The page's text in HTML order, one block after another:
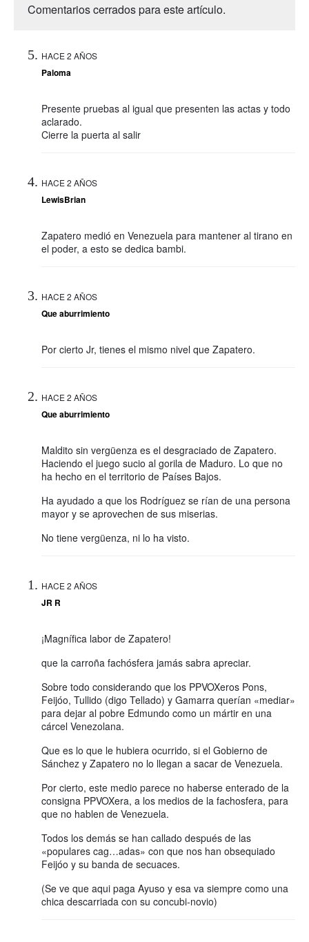
Comentarios cerrados para este artículo.
HACE 2 AÑOS
Paloma
Presente pruebas al igual que presenten las actas y todo
aclarado.
Cierre la puerta al salir
HACE 2 AÑOS
LewisBrian
Zapatero medió en Venezuela para mantener al tirano en
el poder, a esto se dedica bambi.
HACE 2 AÑOS
Que aburrimiento
Por cierto Jr, tienes el mismo nivel que Zapatero.
HACE 2 AÑOS
Que aburrimiento
Maldito sin vergüenza es el desgraciado de Zapatero.
Haciendo el juego sucio al gorila de Maduro. Lo que no
ha hecho en el territorio de Países Bajos.
Ha ayudado a que los Rodríguez se rían de una persona
mayor y se aprovechen de sus miserias.
No tiene vergüenza, ni lo ha visto.
HACE 2 AÑOS
JR R
¡Magnífica labor de Zapatero!
que la carroña fachósfera jamás sabra apreciar.
Sobre todo considerando que los PPVOXeros Pons,
Feijóo, Tullido (digo Tellado) y Gamarra querían «mediar»
para dejar al pobre Edmundo como un mártir en una
cárcel Venezolana.
Que es lo que le hubiera ocurrido, si el Gobierno de
Sánchez y Zapatero no lo llegan a sacar de Venezuela.
Por cierto, este medio parece no haberse enterado de la
consigna PPVOXera, a los medios de la fachosfera, para
que no hablen de Venezuela.
Todos los demás se han callado después de las
«populares cag…adas» con que nos han obsequiado
Feijóo y su banda de secuaces.
(Se ve que aqui paga Ayuso y esa va siempre como una
chica descarriada con su concubi-novio)